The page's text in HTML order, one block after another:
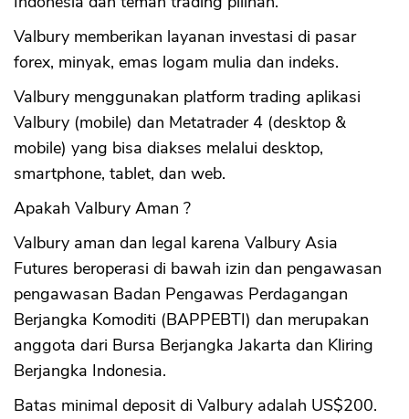
Valbury memberikan layanan investasi di pasar
forex, minyak, emas logam mulia dan indeks.
Valbury menggunakan platform trading aplikasi
Valbury (mobile) dan Metatrader 4 (desktop &
mobile) yang bisa diakses melalui desktop,
smartphone, tablet, dan web.
Apakah Valbury Aman ?
Valbury aman dan legal karena Valbury Asia
Futures beroperasi di bawah izin dan pengawasan
pengawasan Badan Pengawas Perdagangan
Berjangka Komoditi (BAPPEBTI) dan merupakan
anggota dari Bursa Berjangka Jakarta dan Kliring
Berjangka Indonesia.
Batas minimal deposit di Valbury adalah US$200.